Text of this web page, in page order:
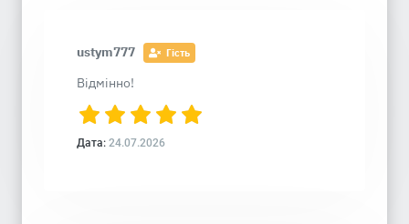
ustym777 Гість
Відмінно!
Дата: 24.07.2026